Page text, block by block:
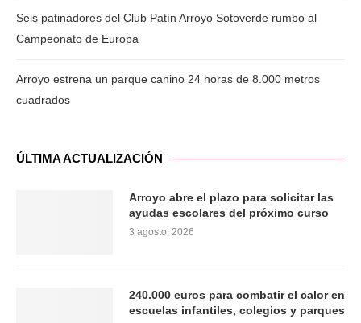
Seis patinadores del Club Patín Arroyo Sotoverde rumbo al
Campeonato de Europa
Arroyo estrena un parque canino 24 horas de 8.000 metros
cuadrados
ÚLTIMA ACTUALIZACIÓN
Arroyo abre el plazo para solicitar las
ayudas escolares del próximo curso
3 agosto, 2026
240.000 euros para combatir el calor en
escuelas infantiles, colegios y parques